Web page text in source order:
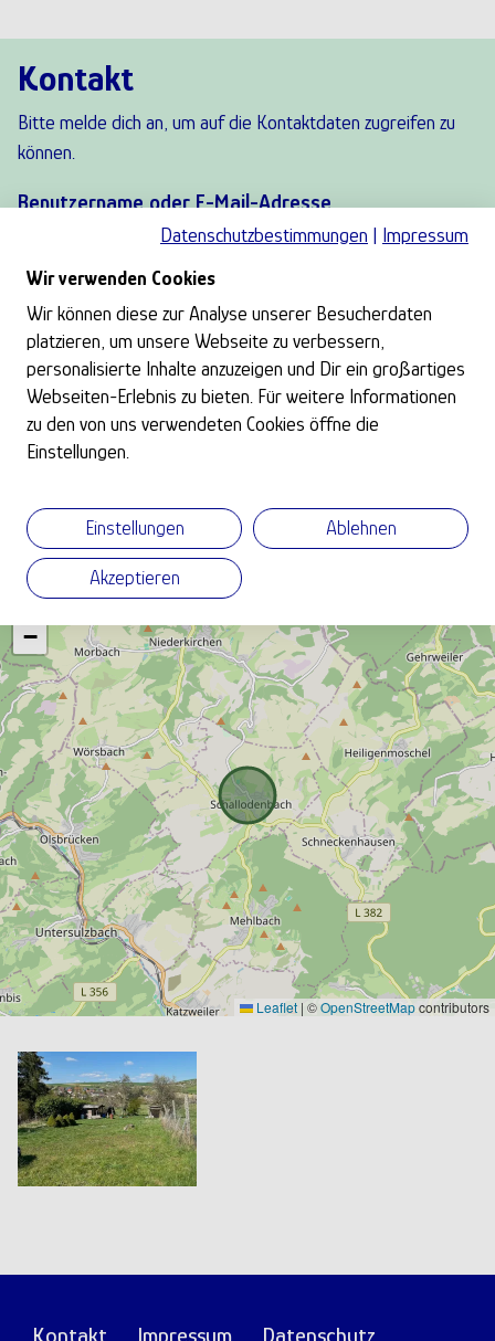
Kontakt
Bitte melde dich an, um auf die Kontaktdaten zugreifen zu
können.
Benutzername oder E-Mail-Adresse
Gib Deinen Benutzernamen oder Deine E-Mail-
Adresse ein.
Passwort
+
−
Leaflet | ©OpenStreetMapcontributors
Fußzeile
Kontakt Impressum Datenschutz
Datenschutzbestimmungen
Impressum
Wir verwenden Cookies
Wir können diese zur Analyse unserer Besucherdaten
platzieren, um unsere Webseite zu verbessern,
personalisierte Inhalte anzuzeigen und Dir ein großartiges
Webseiten-Erlebnis zu bieten. Für weitere Informationen
zu den von uns verwendeten Cookies öffne die
Einstellungen.
Einstellungen Ablehnen
Akzeptieren